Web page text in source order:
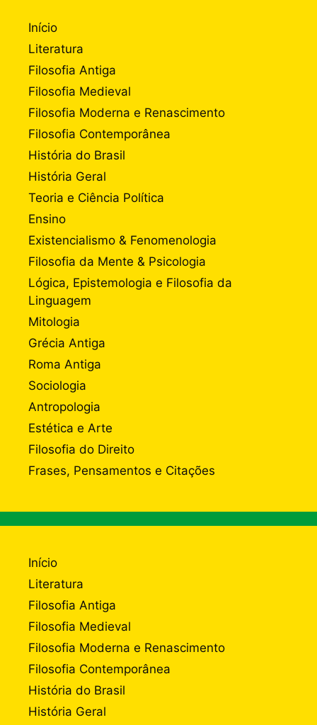
Início
Literatura
Filosofia Antiga
Filosofia Medieval
Filosofia Moderna e Renascimento
Filosofia Contemporânea
História do Brasil
História Geral
Teoria e Ciência Política
Ensino
Existencialismo & Fenomenologia
Filosofia da Mente & Psicologia
Lógica, Epistemologia e Filosofia da
Linguagem
Mitologia
Grécia Antiga
Roma Antiga
Sociologia
Antropologia
Estética e Arte
Filosofia do Direito
Frases, Pensamentos e Citações
Início
Literatura
Filosofia Antiga
Filosofia Medieval
Filosofia Moderna e Renascimento
Filosofia Contemporânea
História do Brasil
História Geral